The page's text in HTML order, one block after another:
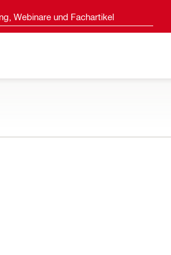
Webinare und Fachartikel